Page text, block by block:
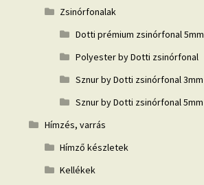
Zsinórfonalak
Dotti prémium zsinórfonal 5mm
Polyester by Dotti zsinórfonal
Sznur by Dotti zsinórfonal 3mm
Sznur by Dotti zsinórfonal 5mm
Hímzés, varrás
Hímző készletek
Kellékek